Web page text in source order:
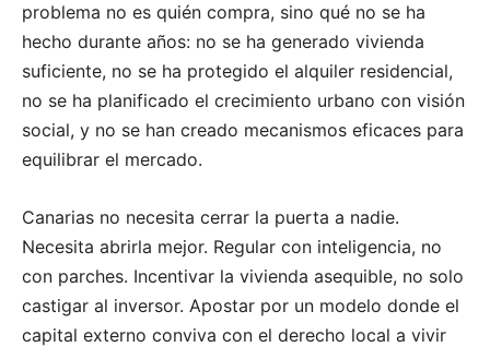
problema no es quién compra, sino qué no se ha
hecho durante años: no se ha generado vivienda
suficiente, no se ha protegido el alquiler residencial,
no se ha planificado el crecimiento urbano con visión
social, y no se han creado mecanismos eficaces para
equilibrar el mercado.
Canarias no necesita cerrar la puerta a nadie.
Necesita abrirla mejor. Regular con inteligencia, no
con parches. Incentivar la vivienda asequible, no solo
castigar al inversor. Apostar por un modelo donde el
capital externo conviva con el derecho local a vivir